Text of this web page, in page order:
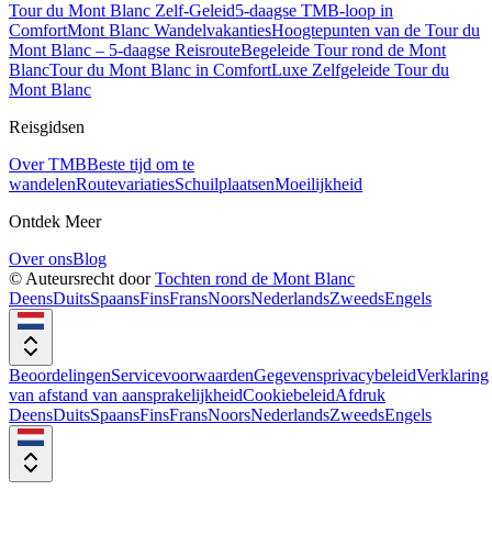
Tour du Mont Blanc Zelf-Geleid5-daagse TMB-loop in
ComfortMont Blanc WandelvakantiesHoogtepunten van de Tour du
Mont Blanc – 5-daagse ReisrouteBegeleide Tour rond de Mont
BlancTour du Mont Blanc in ComfortLuxe Zelfgeleide Tour du
Mont Blanc
Reisgidsen
Over TMBBeste tijd om te
wandelenRoutevariatiesSchuilplaatsenMoeilijkheid
Ontdek Meer
Over onsBlog
© Auteursrecht door Tochten rond de Mont Blanc
DeensDuitsSpaansFinsFransNoorsNederlandsZweedsEngels
BeoordelingenServicevoorwaardenGegevensprivacybeleidVerklaring
van afstand van aansprakelijkheidCookiebeleidAfdruk
DeensDuitsSpaansFinsFransNoorsNederlandsZweedsEngels